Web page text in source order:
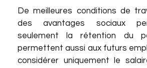
De meilleures conditions de
des avantages sociaux
seulement la rétention du
permettent aussi aux futurs
considérer uniquement le